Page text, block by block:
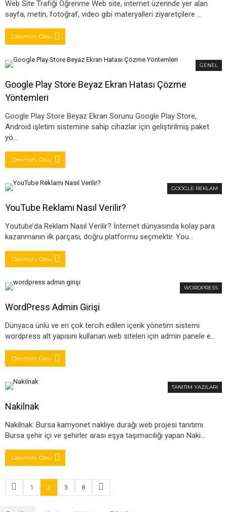
Web Site Trafiği Öğrenme Web site, internet üzerinde yer alan
sayfa, metin, fotoğraf, video gibi materyalleri ziyaretçilere …
Devmını Oku
GENEL
Google Play Store Beyaz Ekran Hatası Çözme
Yöntemleri
Google Play Store Beyaz Ekran Sorunu Google Play Store,
Android işletim sistemine sahip cihazlar için geliştirilmiş paket
yö…
Devmını Oku
GOOGLE REKLAM
YouTube Reklamı Nasıl Verilir?
Youtube’da Reklam Nasıl Verilir? İnternet dünyasında kolay para
kazanmanın ilk parçası, doğru platformu seçmektir. You…
Devmını Oku
WORDPRESS
WordPress Admin Girişi
Dünyaca ünlü ve en çok tercih edilen içerik yönetim sistemi
wordpress alt yapısını kullanan web siteleri için admin panele e…
Devmını Oku
TANITIM YAZILARI
Nakilnak
Nakilnak: Bursa kamyonet nakliye durağı web projesi tanıtımı.
Bursa şehir içi ve şehirler arası eşya taşımacılığı yapan Naki…
Devmını Oku
1 2 3 8